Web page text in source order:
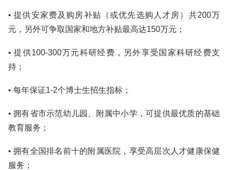
• 提供安家费及购房补贴（或优先选购人才房）共200万
元，另外可争取国家和地方补贴最高达150万元；
• 提供100-300万元科研经费，另外享受国家科研经费支
持；
• 每年保证1-2个博士生招生指标；
• 拥有省市示范幼儿园、附属中小学，可提供最优质的基础
教育服务；
• 拥有全国排名前十的附属医院，享受高层次人才健康保健
服务；